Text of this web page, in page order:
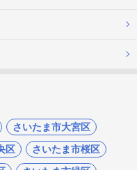
さいたま市大宮区
区
さいたま市桜区